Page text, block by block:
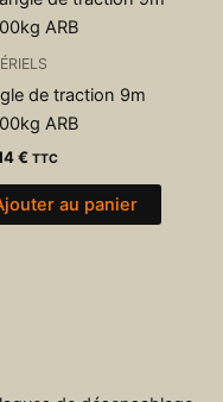
de traction 9m
ARB
€ TTC
au panier